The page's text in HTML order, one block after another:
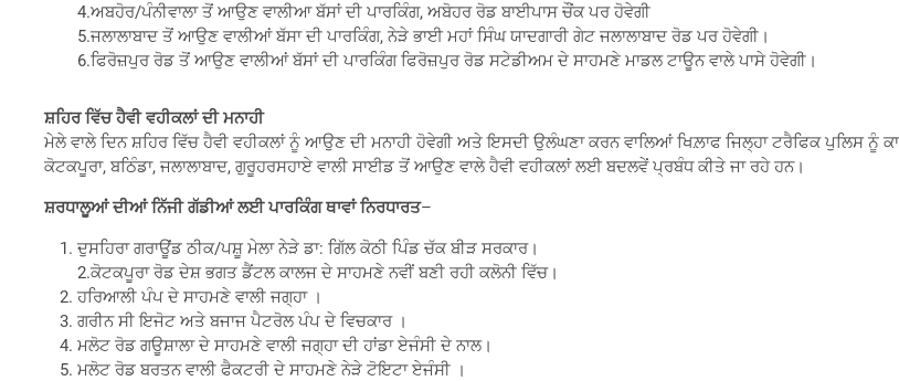
4.ਅਬਹੋਰ/ਪੰਨੀਵਾਲਾ ਤੋਂ ਆਉਣ ਵਾਲੀਆ ਬੱਸਾਂ ਦੀ ਪਾਰਕਿੰਗ, ਅਬੋਹਰ ਰੋਡ ਬਾਈਪਾਸ ਚੌਂਕ ਪਰ ਹੋਵੇਗੀ
5.ਜਲਾਲਾਬਾਦ ਤੋਂ ਆਉਣ ਵਾਲੀਆਂ ਬੱਸਾ ਦੀ ਪਾਰਕਿੰਗ, ਨੇੜੇ ਭਾਈ ਮਹਾਂ ਸਿੰਘ ਯਾਦਗਾਰੀ ਗੇਟ ਜਲਾਲਾਬਾਦ ਰੋਡ ਪਰ ਹੋਵੇਗੀ।
6.ਫਿਰੋਜ਼ਪੁਰ ਰੋਡ ਤੋਂ ਆਉਣ ਵਾਲੀਆਂ ਬੱਸਾਂ ਦੀ ਪਾਰਕਿੰਗ ਫਿਰੋਜ਼ਪੁਰ ਰੋਡ ਸਟੇਡੀਅਮ ਦੇ ਸਾਹਮਣੇ ਮਾਡਲ ਟਾਊਨ ਵਾਲੇ ਪਾਸੇ ਹੋਵੇਗੀ।
ਸ਼ਹਿਰ ਵਿੱਚ ਹੈਵੀ ਵਹੀਕਲਾਂ ਦੀ ਮਨਾਹੀ
ਮੇਲੇ ਵਾਲੇ ਦਿਨ ਸ਼ਹਿਰ ਵਿੱਚ ਹੈਵੀ ਵਹੀਕਲਾਂ ਨੂੰ ਆਉਣ ਦੀ ਮਨਾਹੀ ਹੋਵੇਗੀ ਅਤੇ ਇਸਦੀ ਉਲੰਘਣਾ ਕਰਨ ਵਾਲਿਆਂ ਖਿਲ਼ਾਫ ਜਿਲ੍ਹਾ ਟਰੈਫਿਕ ਪੁਲਿਸ
ਕੋਟਕਪੂਰਾ, ਬਠਿੰਡਾ, ਜਲਾਲਾਬਾਦ, ਗੁਰੂਹਰਸਹਾਏ ਵਾਲੀ ਸਾਈਡ ਤੋਂ ਆਉਣ ਵਾਲੇ ਹੈਵੀ ਵਹੀਕਲਾਂ ਲਈ ਬਦਲਵੇਂ ਪ੍ਰਬੰਧ ਕੀਤੇ ਜਾ ਰਹੇ ਹਨ।
ਸ਼ਰਧਾਲੂਆਂ ਦੀਆਂ ਨਿੱਜੀ ਗੱਡੀਆਂ ਲਈ ਪਾਰਕਿੰਗ ਥਾਵਾਂ ਨਿਰਧਾਰਤ–
ਦੁਸਹਿਰਾ ਗਰਾਊਂਡ ਠੀਕ/ਪਸ਼ੂ ਮੇਲਾ ਨੇੜੇ ਡਾ: ਗਿੱਲ ਕੋਠੀ ਪਿੰਡ ਚੱਕ ਬੀੜ ਸਰਕਾਰ।
2.ਕੋਟਕਪੂਰਾ ਰੋਡ ਦੇਸ਼ ਭਗਤ ਡੈਂਟਲ ਕਾਲਜ ਦੇ ਸਾਹਮਣੇ ਨਵੀਂ ਬਣੀ ਰਹੀ ਕਲੋਨੀ ਵਿੱਚ।
ਹਰਿਆਲੀ ਪੰਪ ਦੇ ਸਾਹਮਣੇ ਵਾਲੀ ਜਗ੍ਹਾ ।
ਗਰੀਨ ਸੀ ਇਜੋਟ ਅਤੇ ਬਜਾਜ ਪੈਟਰੋਲ ਪੰਪ ਦੇ ਵਿਚਕਾਰ ।
ਮਲੋਟ ਰੋਡ ਗਊਸ਼ਾਲਾ ਦੇ ਸਾਹਮਣੇ ਵਾਲੀ ਜਗ੍ਹਾ ਦੀ ਹਾਂਡਾ ਏਜੰਸੀ ਦੇ ਨਾਲ।
ਮਲੋਟ ਰੋਡ ਬਰਤਨ ਵਾਲੀ ਫੈਕਟਰੀ ਦੇ ਸਾਹਮਣੇ ਨੇੜੇ ਟੋਇਟਾ ਏਜੰਸੀ ।